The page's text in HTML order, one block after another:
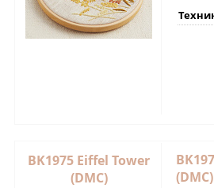
BK1975 Eiffel Tower
(DMC)
(DMC)